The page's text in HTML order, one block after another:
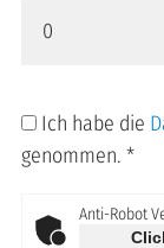
Ich habe die
genommen. *
Anti-Robot